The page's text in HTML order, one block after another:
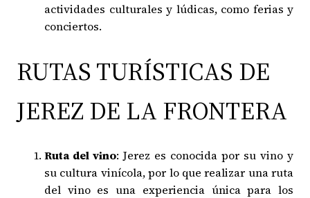
actividades culturales y lúdicas, como ferias y
conciertos.
RUTAS TURÍSTICAS DE
JEREZ DE LA FRONTERA
Ruta del vino: Jerez es conocida por su vino y
su cultura vinícola, por lo que realizar una ruta
del vino es una experiencia única para los